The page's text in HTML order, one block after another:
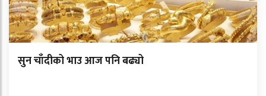
सुन चाँदीको भाउ आज पनि बढ्यो